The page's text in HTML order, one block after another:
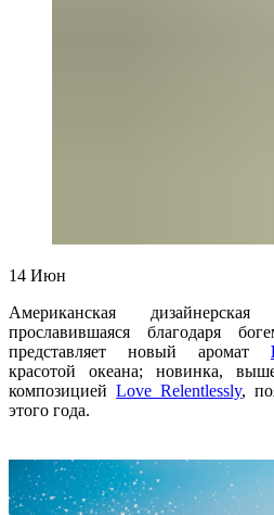
14 Июн
Американская
прославившаяся благодаря
представляет новый аромат
красотой океана; новинка,
композициейLove Relentlessly,
этого года.